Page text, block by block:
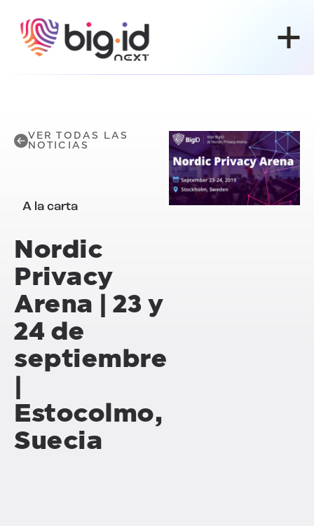
VER TODAS LAS
NOTICIAS
A la carta
Nordic
Privacy
Arena | 23 y
24 de
septiembre
|
Estocolmo,
Suecia